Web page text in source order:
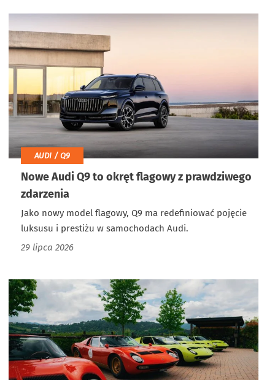
AUDI / Q9
Nowe Audi Q9 to okręt flagowy z prawdziwego
zdarzenia
Jako nowy model flagowy, Q9 ma redefiniować pojęcie
luksusu i prestiżu w samochodach Audi.
29 lipca 2026